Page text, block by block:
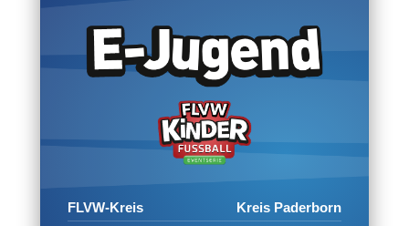
FLVW-Kreis
Kreis Paderborn